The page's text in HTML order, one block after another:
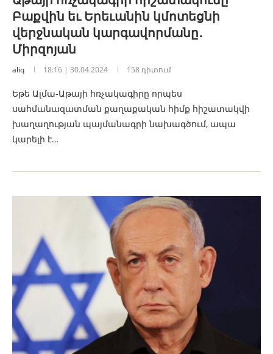
Բաքվին եւ Երեւանին կմոտեցնի
վերջնական կարգավորմանը․
Միրզոյան
aliq 18:16 | 30.04.2024 158 դիտում
Եթե Ալմա-Աթայի հռչակագիրը որպես
սահմանազատման քաղաքական հիմք հիշատակվի
խաղաղության պայմանագրի նախագծում, ապա
կարելի է…